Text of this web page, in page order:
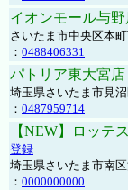
イオンモール与野
さいたま市中央区本
： 0488406331
パトリア東大宮店
埼玉県さいたま市見
： 0487959714
【NEW】ロッテ
登録
埼玉県さいたま市南
： 0000000000